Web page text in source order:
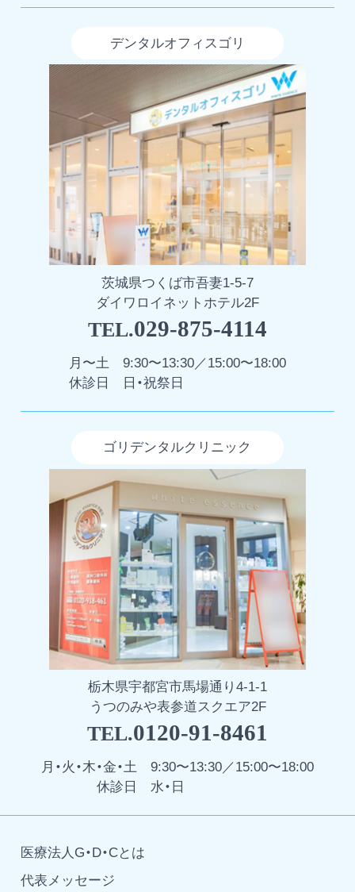
デンタルオフィスゴリ
茨城県つくば市吾妻1-5-7
ダイワロイネットホテル2F
TEL.029-875-4114
月〜土
9:30〜13:30／15:00〜18:00
休診日
日・祝祭日
ゴリデンタルクリニック
栃木県宇都宮市馬場通り4-1-1
うつのみや表参道スクエア2F
TEL.0120-91-8461
月・火・木・金・土
9:30〜13:30／15:00〜18:00
休診日
水・日
医療法人G・D・Cとは
代表メッセージ